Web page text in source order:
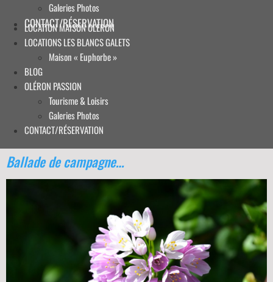
Galeries Photos
CONTACT/RÉSERVATION
LOCATION MAISON OLÉRON
LOCATIONS LES BLANCS GALETS
Maison « Euphorbe »
BLOG
OLÉRON PASSION
Tourisme & Loisirs
Galeries Photos
CONTACT/RÉSERVATION
Ballade de campagne…